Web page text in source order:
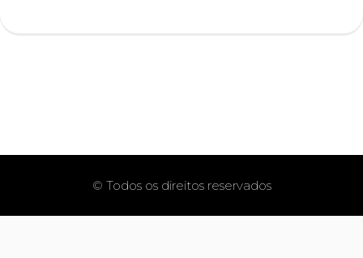
© Todos os direitos reservados